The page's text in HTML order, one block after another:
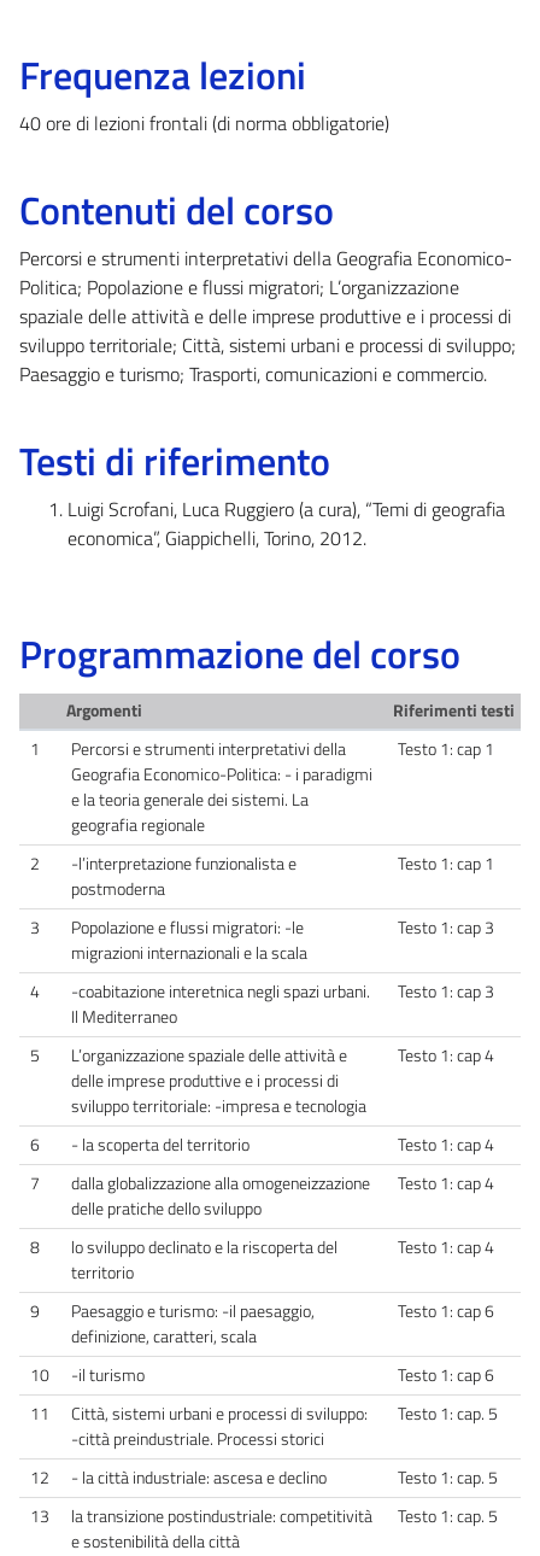
Frequenza lezioni
40 ore di lezioni frontali (di norma obbligatorie)
Contenuti del corso
Percorsi e strumenti interpretativi della Geografia Economico-
Politica; Popolazione e flussi migratori; L’organizzazione
spaziale delle attività e delle imprese produttive e i processi di
sviluppo territoriale; Città, sistemi urbani e processi di sviluppo;
Paesaggio e turismo; Trasporti, comunicazioni e commercio.
Testi di riferimento
Luigi Scrofani, Luca Ruggiero (a cura), “Temi di geografia
economica”, Giappichelli, Torino, 2012.
Programmazione del corso
Argomenti
Riferimenti testi
1
Percorsi e strumenti interpretativi della
Geografia Economico-Politica: - i paradigmi
e la teoria generale dei sistemi. La
geografia regionale
Testo 1: cap 1
2
-l’interpretazione funzionalista e
postmoderna
Testo 1: cap 1
3
Popolazione e flussi migratori: -le
migrazioni internazionali e la scala
Testo 1: cap 3
4
-coabitazione interetnica negli spazi urbani.
Il Mediterraneo
Testo 1: cap 3
5
L’organizzazione spaziale delle attività e
delle imprese produttive e i processi di
sviluppo territoriale: -impresa e tecnologia
Testo 1: cap 4
6 - la scoperta del territorio
Testo 1: cap 4
7
dalla globalizzazione alla omogeneizzazione
delle pratiche dello sviluppo
Testo 1: cap 4
8
lo sviluppo declinato e la riscoperta del
territorio
Testo 1: cap 4
9
Paesaggio e turismo: -il paesaggio,
definizione, caratteri, scala
Testo 1: cap 6
10 -il turismo
Testo 1: cap 6
11
Città, sistemi urbani e processi di sviluppo:
-città preindustriale. Processi storici
Testo 1: cap. 5
12 - la città industriale: ascesa e declino
Testo 1: cap. 5
13
la transizione postindustriale: competitività
e sostenibilità della città
Testo 1: cap. 5